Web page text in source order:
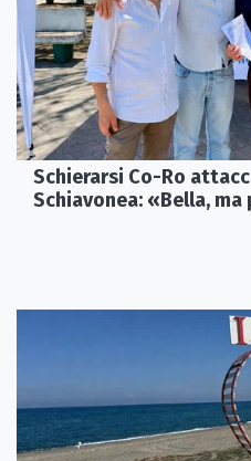
Schierarsi Co-Ro
Schiavonea: «Bella,